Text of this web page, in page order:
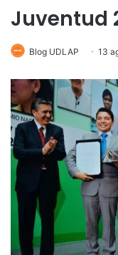
Juventud
Blog UDLAP 13